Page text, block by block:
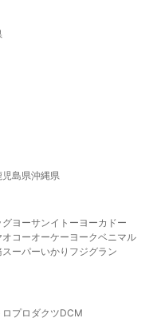
児島県沖縄県
グヨーサンイトーヨーカドー
オコーオーケー ヨークベニマル
スーパーいかり フジグラン
ロプロダクツDCM